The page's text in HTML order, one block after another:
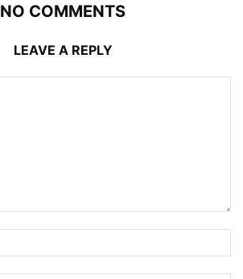
NO COMMENTS
LEAVE A REPLY